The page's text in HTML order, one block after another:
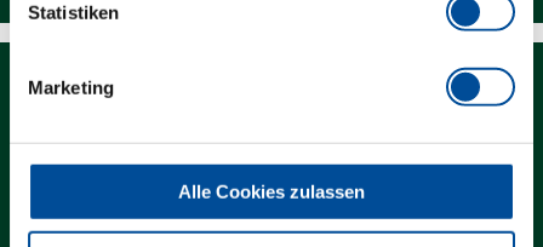
Statistiken
Marketing
Alle Cookies zulassen
Magazin